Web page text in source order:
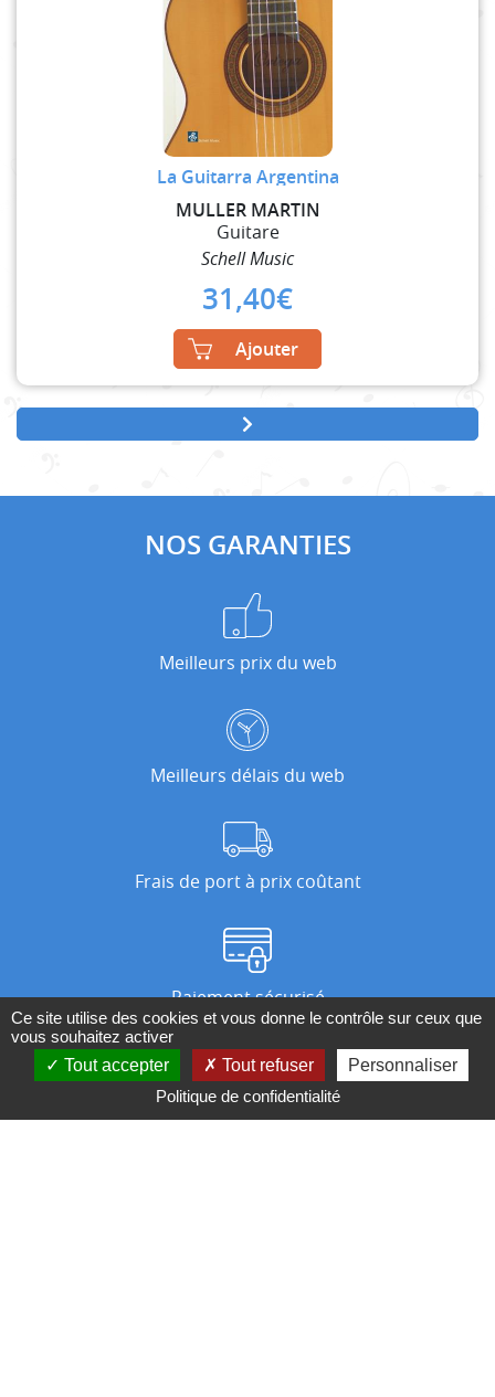
La Guitarra Argentina
MULLER MARTIN
Guitare
Schell Music
31,40€
Ajouter
NOS GARANTIES
Meilleurs prix du web
Meilleurs délais du web
Frais de port à prix coûtant
Paiement sécurisé
Nos magasins
Ce site utilise des cookies et vous donne le contrôle sur ceux que
vous souhaitez activer
Tout accepter
Tout refuser
Personnaliser
Politique de confidentialité